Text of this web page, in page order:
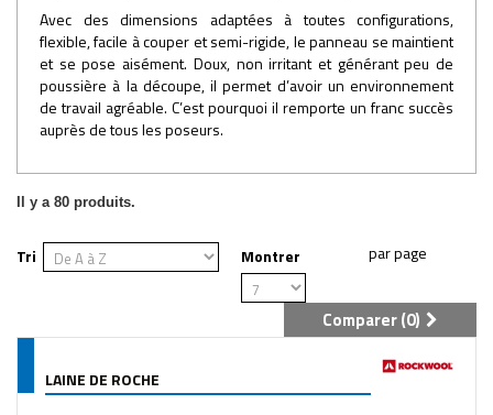
Avec des dimensions adaptées à toutes configurations,
flexible, facile à couper et semi-rigide, le panneau se maintient
et se pose aisément. Doux, non irritant et générant peu de
poussière à la découpe, il permet d’avoir un environnement
de travail agréable. C’est pourquoi il remporte un franc succès
auprès de tous les poseurs.
Il y a 80 produits.
Tri Montrer
Comparer (0)
LAINE DE ROCHE